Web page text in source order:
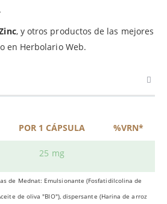
.
, y otros productos de las mejores
en Herbolario Web.
POR 1 CÁPSULA %VRN*
25 mg
de Mednat: Emulsionante (Fosfatidilcolina de
de oliva "BIO"), dispersante (Harina de arroz